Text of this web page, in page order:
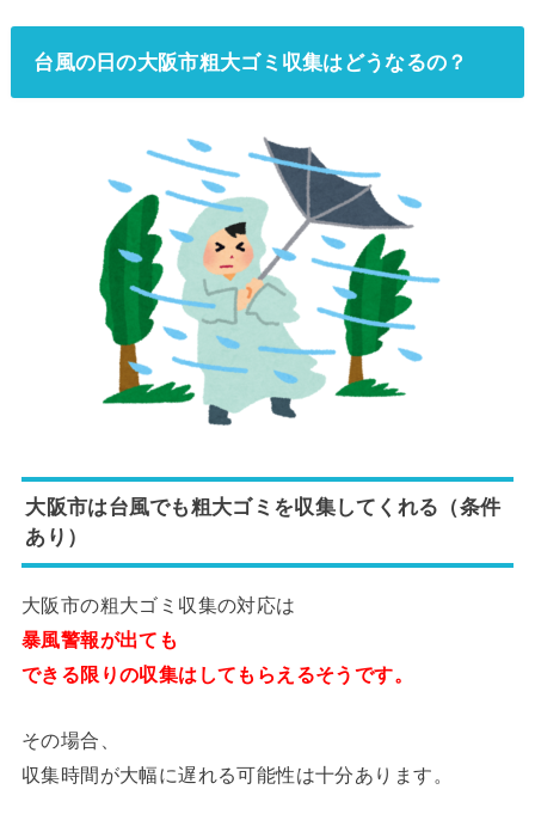
台風の日の大阪市粗大ゴミ収集はどうなるの？
大阪市は台風でも粗大ゴミを収集してくれる（条件
あり）
大阪市の粗大ゴミ収集の対応は
暴風警報が出ても
できる限りの収集はしてもらえるそうです。
その場合、
収集時間が大幅に遅れる可能性は十分あります。